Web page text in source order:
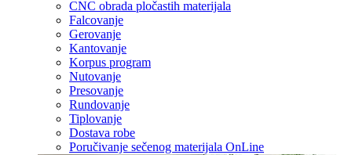
CNC obrada pločastih materijala
Falcovanje
Gerovanje
Kantovanje
Korpus program
Nutovanje
Presovanje
Rundovanje
Tiplovanje
Dostava robe
Poručivanje sečenog materijala OnLine